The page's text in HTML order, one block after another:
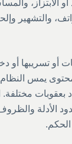
الابتزاز،
والتشهير
أو تسريبها أو
يمس النظام
بعقوبات مختلفة.
الأدلة